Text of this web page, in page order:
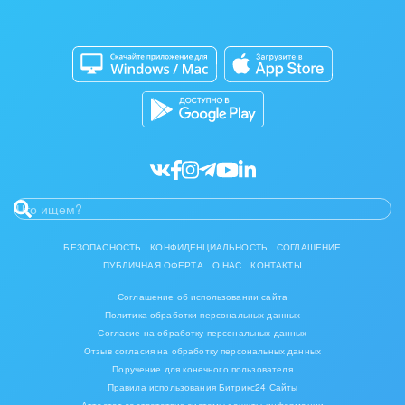
Инвестиционный бизнес
Интерьер, дизайн, декор
Консалтинговые и управленческие услуги
Мебель, лес, деревообработка
Медицина и фармацевтика
Металлургия
Кибербезопасность
Битрикс24 Маркет
Разработчикам приложений
БЕЗОПАСНОСТЬ КОНФИДЕНЦИАЛЬНОСТЬ
СОГЛАШЕНИЕ
ПУБЛИЧНАЯ ОФЕРТА
О НАС КОНТАКТЫ
Соглашение об использовании сайта
Политика обработки персональных данных
Согласие на обработку персональных данных
Отзыв согласия на обработку персональных данных
Поручение для конечного пользователя
Правила использования Битрикс24 Сайты